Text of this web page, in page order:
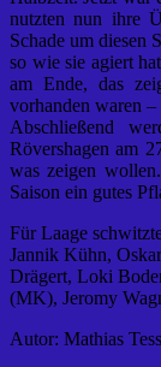
nutzten nun ihre
Schade um diesen
so wie sie agiert
am Ende, das
vorhanden waren
Abschließend
Rövershagen am
was zeigen
Saison ein gutes
Für Laage
Jannik Kühn,
Drägert, Loki
(MK), Jeromy
Autor: Mathias